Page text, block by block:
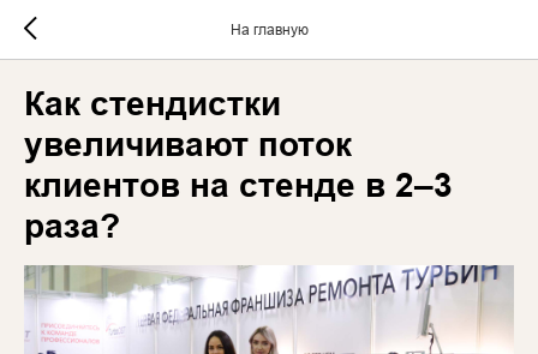
На главную
Как стендистки
увеличивают поток
клиентов на стенде в 2–3
раза?